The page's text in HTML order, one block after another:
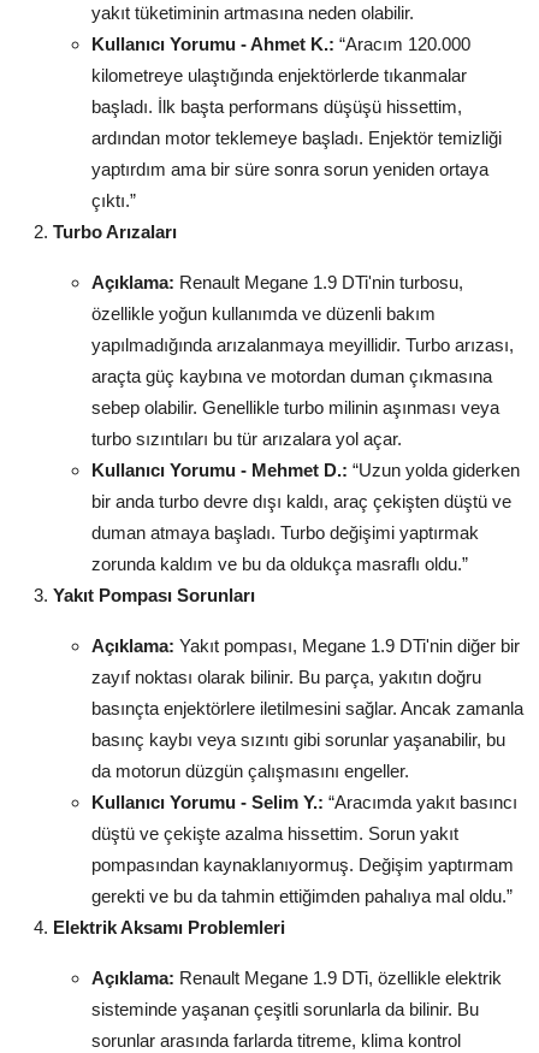
yakıt tüketiminin artmasına neden olabilir.
Kullanıcı Yorumu - Ahmet K.: “Aracım 120.000
kilometreye ulaştığında enjektörlerde tıkanmalar
başladı. İlk başta performans düşüşü hissettim,
ardından motor teklemeye başladı. Enjektör temizliği
yaptırdım ama bir süre sonra sorun yeniden ortaya
çıktı.”
Turbo Arızaları
Açıklama: Renault Megane 1.9 DTi'nin turbosu,
özellikle yoğun kullanımda ve düzenli bakım
yapılmadığında arızalanmaya meyillidir. Turbo arızası,
araçta güç kaybına ve motordan duman çıkmasına
sebep olabilir. Genellikle turbo milinin aşınması veya
turbo sızıntıları bu tür arızalara yol açar.
Kullanıcı Yorumu - Mehmet D.: “Uzun yolda giderken
bir anda turbo devre dışı kaldı, araç çekişten düştü ve
duman atmaya başladı. Turbo değişimi yaptırmak
zorunda kaldım ve bu da oldukça masraflı oldu.”
Yakıt Pompası Sorunları
Açıklama: Yakıt pompası, Megane 1.9 DTi'nin diğer bir
zayıf noktası olarak bilinir. Bu parça, yakıtın doğru
basınçta enjektörlere iletilmesini sağlar. Ancak zamanla
basınç kaybı veya sızıntı gibi sorunlar yaşanabilir, bu
da motorun düzgün çalışmasını engeller.
Kullanıcı Yorumu - Selim Y.: “Aracımda yakıt basıncı
düştü ve çekişte azalma hissettim. Sorun yakıt
pompasından kaynaklanıyormuş. Değişim yaptırmam
gerekti ve bu da tahmin ettiğimden pahalıya mal oldu.”
Elektrik Aksamı Problemleri
Açıklama: Renault Megane 1.9 DTi, özellikle elektrik
sisteminde yaşanan çeşitli sorunlarla da bilinir. Bu
sorunlar arasında farlarda titreme, klima kontrol